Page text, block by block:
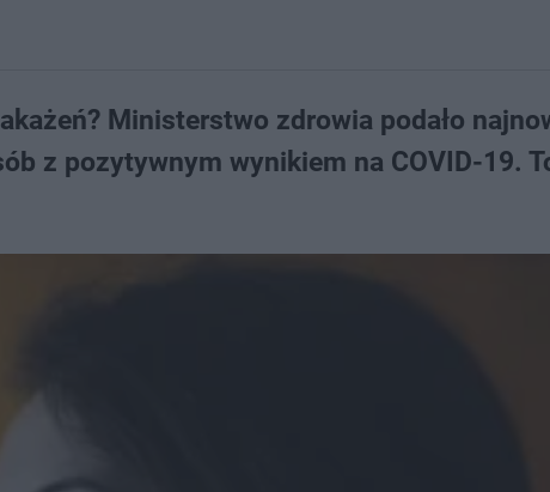
Ministerstwo zdrowia podało
z pozytywnym wynikiem na COVID-19.